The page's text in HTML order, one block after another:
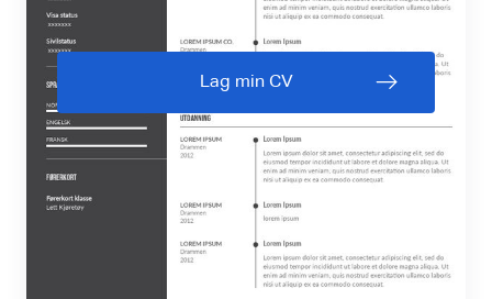
Lag min CV